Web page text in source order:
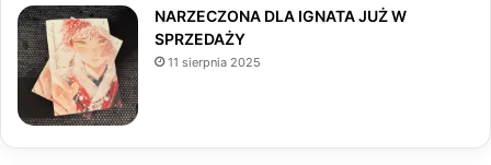
NARZECZONA DLA IGNATA JUŻ W
SPRZEDAŻY
11 sierpnia 2025